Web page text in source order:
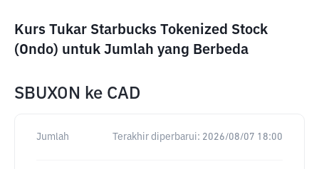
Kurs Tukar Starbucks Tokenized Stock
(Ondo) untuk Jumlah yang Berbeda
SBUXON ke CAD
Jumlah Terakhir diperbarui: 2026/08/07 18:00